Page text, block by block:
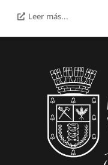
Leer más...